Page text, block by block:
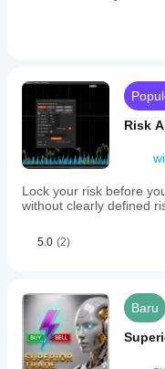
once
configured
RR
level
is
met.
Manual
SL
if
moves
the
SL
to
breakeven
and
partials
near 1.5R.
I would
still keep
manual
review in
the
process.
Risk
Lock your risk before
without clearly defined
5.0 (2)
Baru